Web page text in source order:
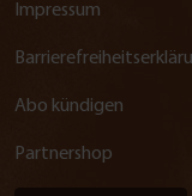
Impressum
Abo kündigen
Partnershop